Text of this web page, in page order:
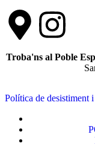
Troba'ns al Poble
Política de desistiment